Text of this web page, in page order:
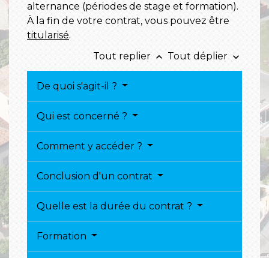
alternance (périodes de stage et formation).
À la fin de votre contrat, vous pouvez être
titularisé.
Tout replier keyboard_arrow_up Tout déplier keyboard_arrow_down
De quoi s'agit-il ?
Qui est concerné ?
Comment y accéder ?
Conclusion d'un contrat
Quelle est la durée du contrat ?
Formation